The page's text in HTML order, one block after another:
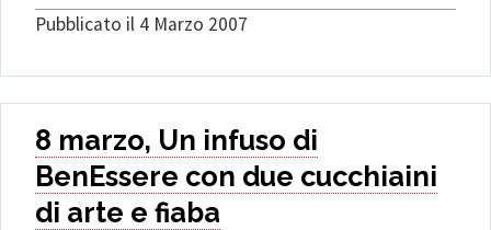
Pubblicato il 4 Marzo 2007
8 marzo, Un infuso di
BenEssere con due cucchiaini
di arte e fiaba